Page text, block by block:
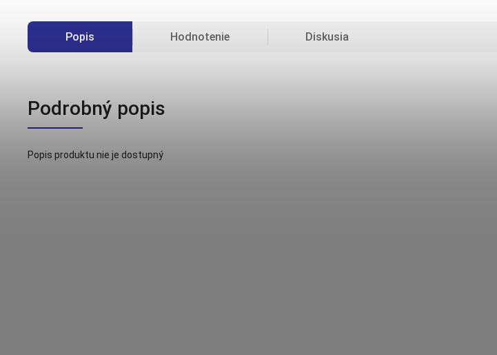
Popis Hodnotenie Diskusia
Podrobný popis
Popis produktu nie je dostupný